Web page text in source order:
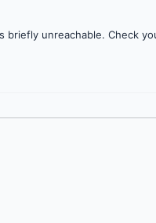
unreachable. Check